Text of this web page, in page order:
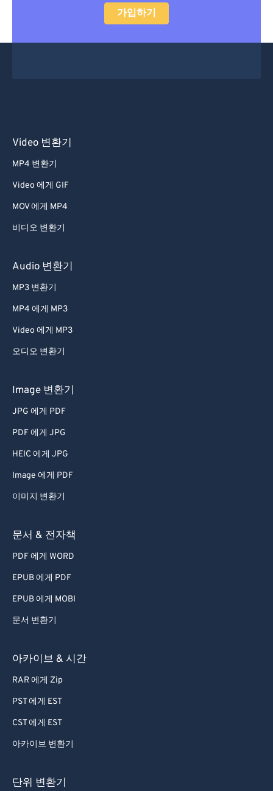
가입하기
Video 변환기
MP4 변환기
Video 에게 GIF
MOV 에게 MP4
비디오 변환기
Audio 변환기
MP3 변환기
MP4 에게 MP3
Video 에게 MP3
오디오 변환기
Image 변환기
JPG 에게 PDF
PDF 에게 JPG
HEIC 에게 JPG
Image 에게 PDF
이미지 변환기
문서 & 전자책
PDF 에게 WORD
EPUB 에게 PDF
EPUB 에게 MOBI
문서 변환기
아카이브 & 시간
RAR 에게 Zip
PST 에게 EST
CST 에게 EST
아카이브 변환기
단위 변환기